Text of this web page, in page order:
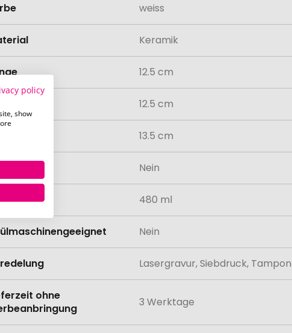
weiss
Keramik
12.5 cm
12.5 cm
13.5 cm
Nein
480 ml
Nein
Lasergravur, Siebdruck,
ohne
3 Werktage
policy
show